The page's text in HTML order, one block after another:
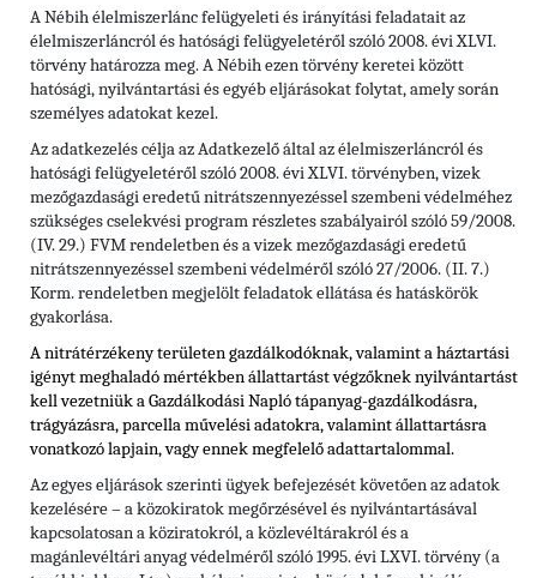
A Nébih élelmiszerlánc felügyeleti és irányítási feladatait az
élelmiszerláncról és hatósági felügyeletéről szóló 2008. évi XLVI.
törvény határozza meg. A Nébih ezen törvény keretei között
hatósági, nyilvántartási és egyéb eljárásokat folytat, amely során
személyes adatokat kezel.
Az adatkezelés célja az Adatkezelő által az élelmiszerláncról és
hatósági felügyeletéről szóló 2008. évi XLVI. törvényben, vizek
mezőgazdasági eredetű nitrátszennyezéssel szembeni védelméhez
szükséges cselekvési program részletes szabályairól szóló 59/2008.
(IV. 29.) FVM rendeletben és a vizek mezőgazdasági eredetű
nitrátszennyezéssel szembeni védelméről szóló 27/2006. (II. 7.)
Korm. rendeletben megjelölt feladatok ellátása és hatáskörök
gyakorlása.
A nitrátérzékeny területen gazdálkodóknak, valamint a háztartási
igényt meghaladó mértékben állattartást végzőknek nyilvántartást
kell vezetniük a Gazdálkodási Napló tápanyag-gazdálkodásra,
trágyázásra, parcella művelési adatokra, valamint állattartásra
vonatkozó lapjain, vagy ennek megfelelő adattartalommal.
Az egyes eljárások szerinti ügyek befejezését követően az adatok
kezelésére – a közokiratok megőrzésével és nyilvántartásával
kapcsolatosan a köziratokról, a közlevéltárakról és a
magánlevéltári anyag védelméről szóló 1995. évi LXVI. törvény (a